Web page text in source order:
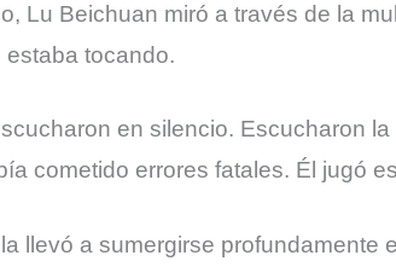
Lu Beichuan miró a través de la
tocando.
en silencio. Escucharon
cometido errores fatales. Él jugó
llevó a sumergirse